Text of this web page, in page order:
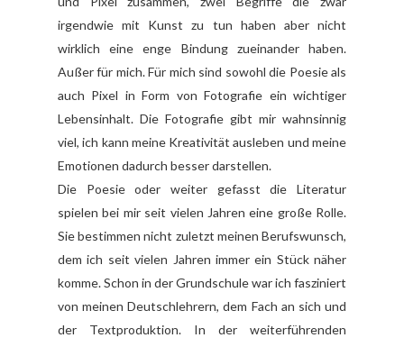
irgendwie mit Kunst zu tun haben aber nicht
wirklich eine enge Bindung zueinander haben.
Außer für mich. Für mich sind sowohl die Poesie als
auch Pixel in Form von Fotografie ein wichtiger
Lebensinhalt. Die Fotografie gibt mir wahnsinnig
viel, ich kann meine Kreativität ausleben und meine
Emotionen dadurch besser darstellen.
Die Poesie oder weiter gefasst die Literatur
spielen bei mir seit vielen Jahren eine große Rolle.
Sie bestimmen nicht zuletzt meinen Berufswunsch,
dem ich seit vielen Jahren immer ein Stück näher
komme. Schon in der Grundschule war ich fasziniert
von meinen Deutschlehrern, dem Fach an sich und
der Textproduktion. In der weiterführenden